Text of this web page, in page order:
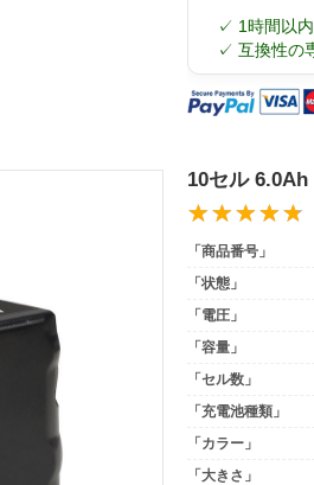
✓ 1時間以
✓ 互換性の
10セル
「商品番号」
「状態」
「電圧」
「容量」
「セル数」
「充電池種類」
「カラー」
「大きさ」